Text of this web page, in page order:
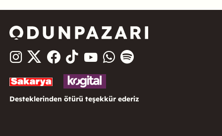
Desteklerinden ötürü teşekkür ederiz